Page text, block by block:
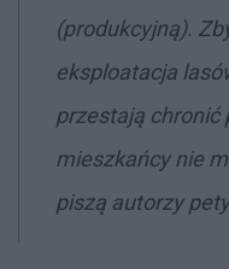
(produkcyjną).
eksploatacja
przestają chronić
mieszkańcy nie
piszą autorzy